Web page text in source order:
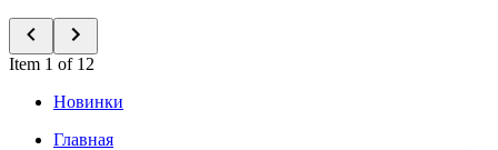
Item 1 of 12
Новинки
Главная